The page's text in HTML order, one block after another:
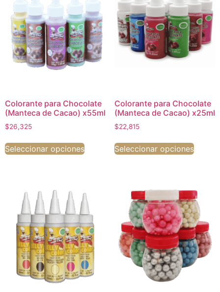
Colorante para Chocolate
(Manteca de Cacao) x55ml
$26,325
Seleccionar opciones
Colorante para Chocolate
(Manteca de Cacao) x25ml
$22,815
Seleccionar opciones